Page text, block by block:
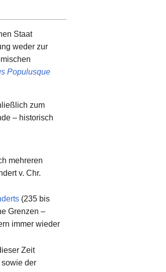
Staat
weder zur
Populusque
zum
– historisch
mehreren
v. Chr.
(235 bis
Grenzen –
immer wieder
Zeit
sowie der